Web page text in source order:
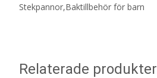
Stekpannor,Baktillbehör för barn
Relaterade produkter